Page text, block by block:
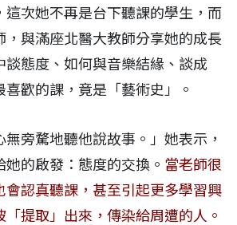
這次她不再是台下聽課的學生，而
，與滿座北醫大教師分享她的成長
談態度、如何與音樂結緣、談成
歡的課，竟是「藝術史」。
無旁騖地聽他說故事。」她表示，
的啟發：態度的交換。 當老師很
會認真聽課，甚至引起更多學習興
提取」出來，傳染給周遭的人。